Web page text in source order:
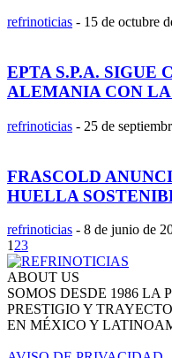
refrinoticias - 15 de octubre
EPTA S.P.A. SIGUE
ALEMANIA CON
refrinoticias - 25 de
FRASCOLD
HUELLA
refrinoticias - 8 de junio de
1 23
ABOUT US
SOMOS DESDE 1986 LA
PRESTIGIO Y
EN MÉXICO Y